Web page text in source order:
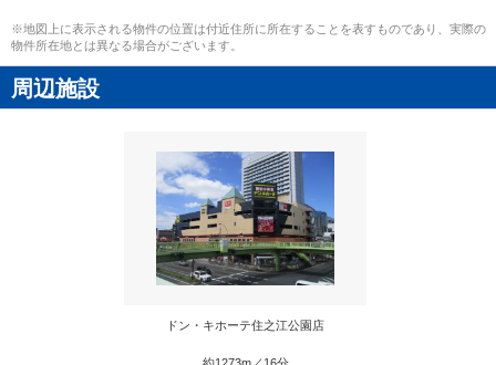
※地図上に表示される物件の位置は付近住所に所在することを表すものであり、実際の
物件所在地とは異なる場合がございます。
周辺施設
ドン・キホーテ住之江公園店